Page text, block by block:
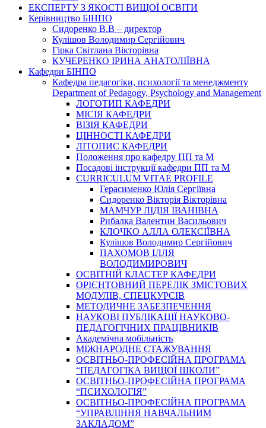
ЕКСПЕРТУ З ЯКОСТІ ВИЩОЇ ОСВІТИ
Керівництво БІНПО
Сидоренко В.В – директор
Кулішов Володимир Сергійович
Гірка Світлана Вікторівна
КУЧЕРЕНКО ІРИНА АНАТОЛІЇВНА
Кафедри БІНПО
Кафедра педагогіки, психології та менеджменту
Department of Pedagogy, Psychology and Management
ЛОГОТИП КАФЕДРИ
МІСІЯ КАФЕДРИ
ВІЗІЯ КАФЕДРИ
ЦІННОСТІ КАФЕДРИ
ЛІТОПИС КАФЕДРИ
Положення про кафедру ПП та М
Посадові інструкції кафедри ПП та М
CURRICULUM VITAE PROFILE
Герасименко Юлія Сергіївна
Сидоренко Вікторія Вікторівна
МАМЧУР ЛІДІЯ ІВАНІВНА
Рибалка Валентин Васильович
КЛОЧКО АЛЛА ОЛЕКСІЇВНА
Кулішов Володимир Сергійович
ПАХОМОВ ІЛЛЯ
ВОЛОДИМИРОВИЧ
ОСВІТНІЙ КЛАСТЕР КАФЕДРИ
ОРІЄНТОВНИЙ ПЕРЕЛІК ЗМІСТОВИХ
МОДУЛІВ, СПЕЦКУРСІВ
МЕТОДИЧНЕ ЗАБЕЗПЕЧЕННЯ
НАУКОВІ ПУБЛІКАЦІЇ НАУКОВО-
ПЕДАГОГІЧНИХ ПРАЦІВНИКІВ
Академічна мобільність
МІЖНАРОДНЕ СТАЖУВАННЯ
ОСВІТНЬО-ПРОФЕСІЙНА ПРОГРАМА
“ПЕДАГОГІКА ВИЩОЇ ШКОЛИ”
ОСВІТНЬО-ПРОФЕСІЙНА ПРОГРАМА
“ПСИХОЛОГІЯ”
ОСВІТНЬО-ПРОФЕСІЙНА ПРОГРАМА
“УПРАВЛІННЯ НАВЧАЛЬНИМ
ЗАКЛАДОМ”